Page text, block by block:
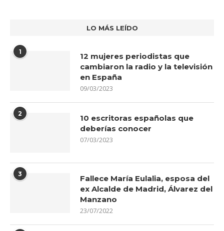
LO MÁS LEÍDO
1
12 mujeres periodistas que
cambiaron la radio y la televisión
en España
09/03/2023
2
10 escritoras españolas que
deberías conocer
07/03/2023
3
Fallece María Eulalia, esposa del
ex Alcalde de Madrid, Álvarez del
Manzano
23/07/2022